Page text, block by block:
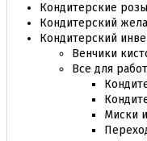
Кондитерские розы
Кондитерский
Кондитерский
Венчики
Все для
Миски